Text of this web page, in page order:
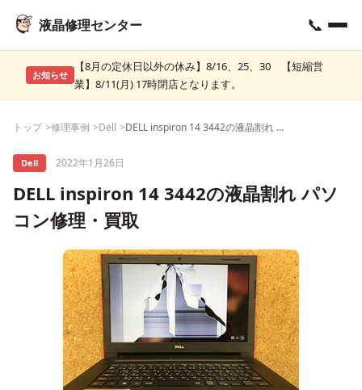
液晶修理センター 📞
お知らせ
【8月の定休日以外の休み】8/16、25、30 【短縮営
業】8/11(月) 17時閉店となります。
トップ 修理事例 Dell DELL inspiron 14 3442の液晶割れ パソコン修理・買取
Dell 2022年1月26日
DELL inspiron 14 3442の液晶割れ パソ
コン修理・買取